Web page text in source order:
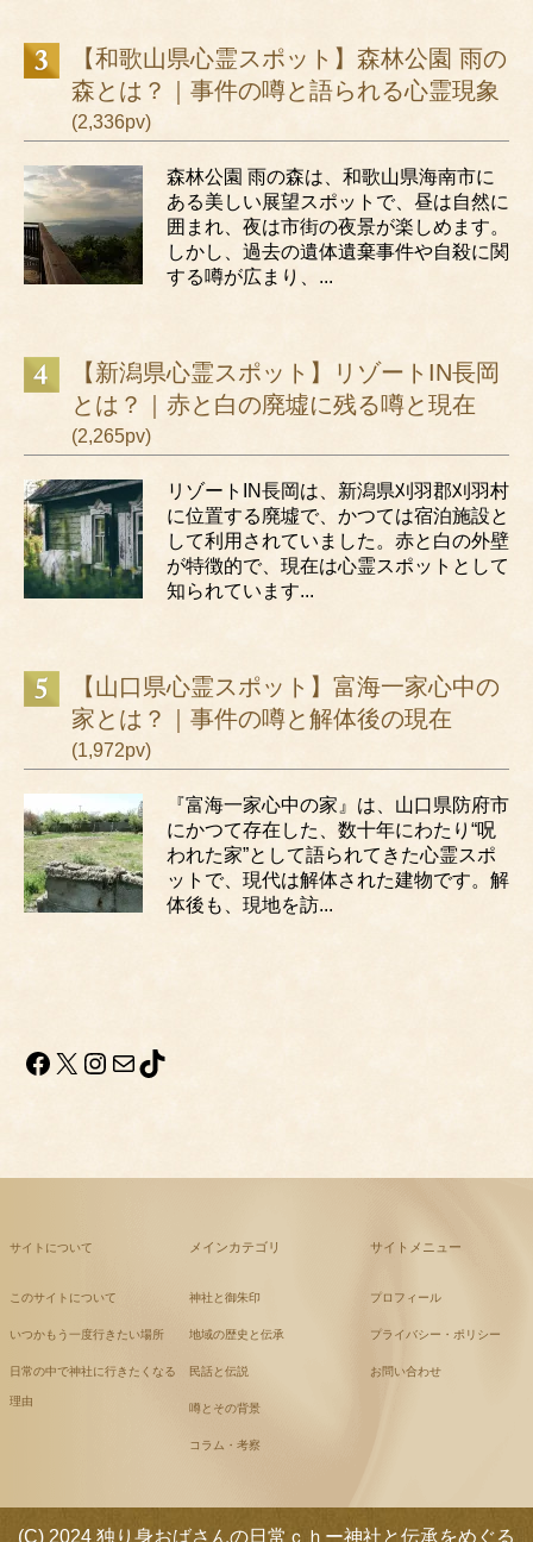
【和歌山県心霊スポット】森林公園 雨の
森とは？｜事件の噂と語られる心霊現象
(2,336pv)
森林公園 雨の森は、和歌山県海南市に
ある美しい展望スポットで、昼は自然に
囲まれ、夜は市街の夜景が楽しめます。
しかし、過去の遺体遺棄事件や自殺に関
する噂が広まり、...
【新潟県心霊スポット】リゾートIN長岡
とは？｜赤と白の廃墟に残る噂と現在
(2,265pv)
リゾートIN長岡は、新潟県刈羽郡刈羽村
に位置する廃墟で、かつては宿泊施設と
して利用されていました。赤と白の外壁
が特徴的で、現在は心霊スポットとして
知られています...
【山口県心霊スポット】富海一家心中の
家とは？｜事件の噂と解体後の現在
(1,972pv)
『富海一家心中の家』は、山口県防府市
にかつて存在した、数十年にわたり“呪
われた家”として語られてきた心霊スポ
ットで、現代は解体された建物です。解
体後も、現地を訪...
Facebook
X Instagram
メールTikTok
サイトについて
このサイトについて
いつかもう一度行きたい場所
日常の中で神社に行きたくなる
理由
メインカテゴリ
神社と御朱印
地域の歴史と伝承
民話と伝説
噂とその背景
コラム・考察
サイトメニュー
プロフィール
プライバシー・ポリシー
お問い合わせ
(C) 2024 独り身おばさんの日常ｃｈー神社と伝承をめぐる